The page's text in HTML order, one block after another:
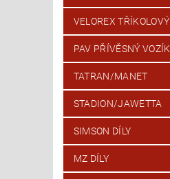
VELOREX TŘÍKOLOVÝ
PAV PŘÍVĚSNÝ VOZÍK
TATRAN/MANET
STADION/JAWETTA
SIMSON DÍLY
MZ DÍLY